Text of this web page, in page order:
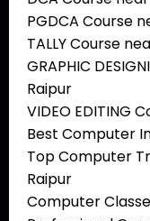
PGDCA Course
TALLY Course
GRAPHIC
Raipur
VIDEO EDITING
Best Computer
Top Computer
Raipur
Computer